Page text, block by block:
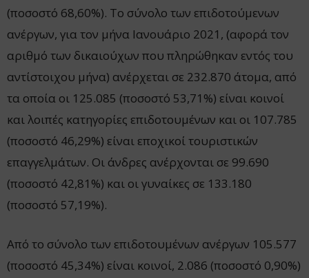
(ποσοστό 68,60%). Το σύνολο των επιδοτούμενων
ανέργων, για τον μήνα Ιανουάριο 2021, (αφορά τον
αριθμό των δικαιούχων που πληρώθηκαν εντός του
αντίστοιχου μήνα) ανέρχεται σε 232.870 άτομα, από
τα οποία οι 125.085 (ποσοστό 53,71%) είναι κοινοί
και λοιπές κατηγορίες επιδοτουμένων και οι 107.785
(ποσοστό 46,29%) είναι εποχικοί τουριστικών
επαγγελμάτων. Οι άνδρες ανέρχονται σε 99.690
(ποσοστό 42,81%) και οι γυναίκες σε 133.180
(ποσοστό 57,19%).
Από το σύνολο των επιδοτουμένων ανέργων 105.577
(ποσοστό 45,34%) είναι κοινοί, 2.086 (ποσοστό 0,90%)